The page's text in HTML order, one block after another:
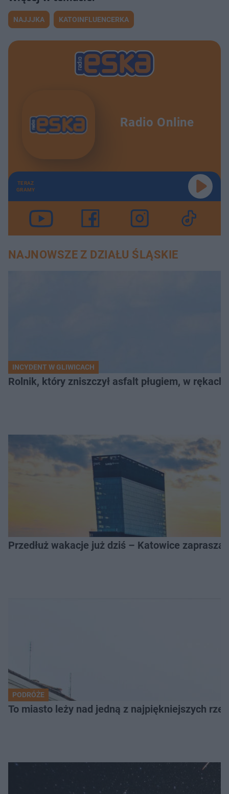
NAJJJKA KATOINFLUENCERKA
Radio Online
TERAZ
GRAMY
NAJNOWSZE Z DZIAŁU ŚLĄSKIE
INCYDENT W GLIWICACH
Rolnik, który zniszczył asfalt pługiem, w
Przedłuż wakacje już dziś – Katowice
PODRÓŻE
To miasto leży nad jedną z najpiękniejszych